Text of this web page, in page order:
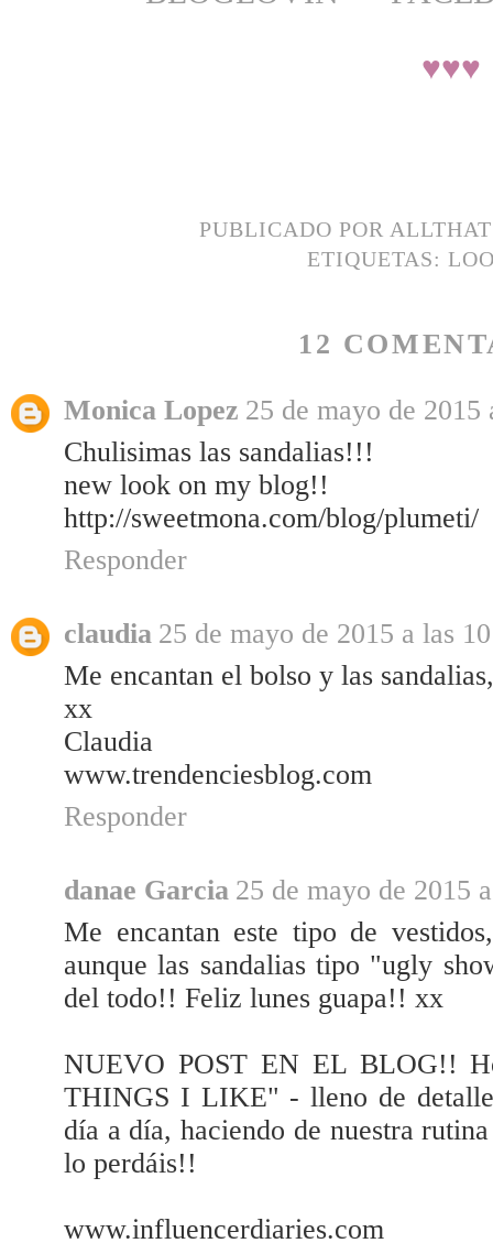
♥♥♥
PUBLICADO POR
ETIQUETAS:
12
Monica Lopez 25 de mayo de 2015
Chulisimas las sandalias!!!
new look on my blog!!
http://sweetmona.com/blog/plumeti/
Responder
claudia 25 de mayo de 2015 a las
Me encantan el bolso y las
xx
Claudia
www.trendenciesblog.com
Responder
danae Garcia 25 de mayo de 2015
Me encantan este tipo de
aunque las sandalias tipo "ugly
del todo!! Feliz lunes guapa!! xx
NUEVO POST EN EL BLOG!!
THINGS I LIKE" - lleno de
día a día, haciendo de nuestra
lo perdáis!!
www.influencerdiaries.com